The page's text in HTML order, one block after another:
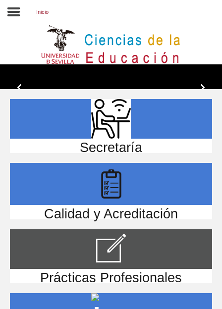
Inicio
Secretaría
Calidad y Acreditación
Prácticas Profesionales